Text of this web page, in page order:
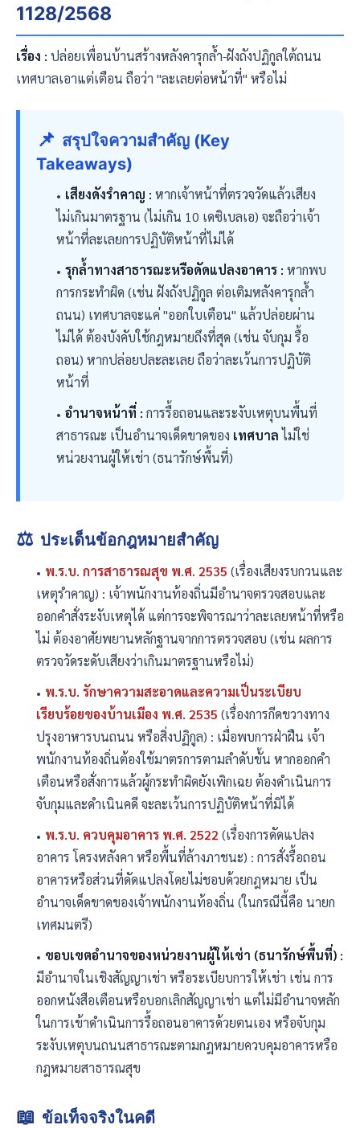
1128/2568
เรื่อง : ปล่อยเพื่อนบ้านสร้างหลังคารุกล้ำ-ฝังถังปฏิกูลใต้ถนน
เทศบาลเอาแต่เตือน ถือว่า "ละเลยต่อหน้าที่" หรือไม่
📌 สรุปใจความสำคัญ (Key
Takeaways)
เสียงดังรำคาญ : หากเจ้าหน้าที่ตรวจวัดแล้วเสียง
ไม่เกินมาตรฐาน (ไม่เกิน 10 เดซิเบลเอ) จะถือว่าเจ้า
หน้าที่ละเลยการปฏิบัติหน้าที่ไม่ได้
รุกล้ำทางสาธารณะหรือดัดแปลงอาคาร : หากพบ
การกระทำผิด (เช่น ฝังถังปฏิกูล ต่อเติมหลังคารุกล้ำ
ถนน) เทศบาลจะแค่ "ออกใบเตือน" แล้วปล่อยผ่าน
ไม่ได้ ต้องบังคับใช้กฎหมายถึงที่สุด (เช่น จับกุม รื้อ
ถอน) หากปล่อยปละละเลย ถือว่าละเว้นการปฏิบัติ
หน้าที่
อำนาจหน้าที่ : การรื้อถอนและระงับเหตุบนพื้นที่
สาธารณะ เป็นอำนาจเด็ดขาดของ เทศบาลไม่ใช่
หน่วยงานผู้ให้เช่า (ธนารักษ์พื้นที่)
⚖️ ประเด็นข้อกฎหมายสำคัญ
พ.ร.บ. การสาธารณสุข พ.ศ. 2535 (เรื่องเสียงรบกวนและ
เหตุรำคาญ) : เจ้าพนักงานท้องถิ่นมีอำนาจตรวจสอบและ
ออกคำสั่งระงับเหตุได้ แต่การจะพิจารณาว่าละเลยหน้าที่หรือ
ไม่ ต้องอาศัยพยานหลักฐานจากการตรวจสอบ (เช่น ผลการ
ตรวจวัดระดับเสียงว่าเกินมาตรฐานหรือไม่)
พ.ร.บ. รักษาความสะอาดและความเป็นระเบียบ
เรียบร้อยของบ้านเมือง พ.ศ. 2535 (เรื่องการกีดขวางทาง
ปรุงอาหารบนถนน หรือสิ่งปฏิกูล) : เมื่อพบการฝ่าฝืน เจ้า
พนักงานท้องถิ่นต้องใช้มาตรการตามลำดับขั้น หากออกคำ
เตือนหรือสั่งการแล้วผู้กระทำผิดยังเพิกเฉย ต้องดำเนินการ
จับกุมและดำเนินคดี จะละเว้นการปฏิบัติหน้าที่มิได้
พ.ร.บ. ควบคุมอาคาร พ.ศ. 2522 (เรื่องการดัดแปลง
อาคาร โครงหลังคา หรือพื้นที่ล้างภาชนะ) : การสั่งรื้อถอน
อาคารหรือส่วนที่ดัดแปลงโดยไม่ชอบด้วยกฎหมาย เป็น
อำนาจเด็ดขาดของเจ้าพนักงานท้องถิ่น (ในกรณีนี้คือ นายก
เทศมนตรี)
ขอบเขตอำนาจของหน่วยงานผู้ให้เช่า (ธนารักษ์พื้นที่) :
มีอำนาจในเชิงสัญญาเช่า หรือระเบียบการให้เช่า เช่น การ
ออกหนังสือเตือนหรือบอกเลิกสัญญาเช่า แต่ไม่มีอำนาจหลัก
ในการเข้าดำเนินการรื้อถอนอาคารด้วยตนเอง หรือจับกุม
ระงับเหตุบนถนนสาธารณะตามกฎหมายควบคุมอาคารหรือ
กฎหมายสาธารณสุข
📖 ข้อเท็จจริงในคดี